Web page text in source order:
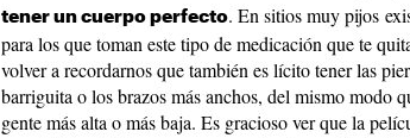
tener un cuerpo perfecto. En sitios muy pijos
para los que toman este tipo de medicación que te
volver a recordarnos que también es lícito tener las
barriguita o los brazos más anchos, del mismo modo
gente más alta o más baja. Es gracioso ver que la